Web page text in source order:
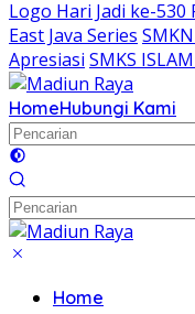
Logo Hari Jadi ke-
East Java Series
Apresiasi SMKS
HomeHubungi Kami
Home